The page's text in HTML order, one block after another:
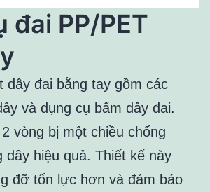
đai PP/PET
dây đai bằng tay gồm các
và dụng cụ bấm dây đai.
vòng bị một chiều chống
dây hiệu quả. Thiết kế này
đỡ tốn lực hơn và đảm bảo